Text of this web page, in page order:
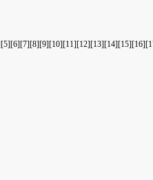
5][6][7][8][9][10][11][12][13][14][15][16][